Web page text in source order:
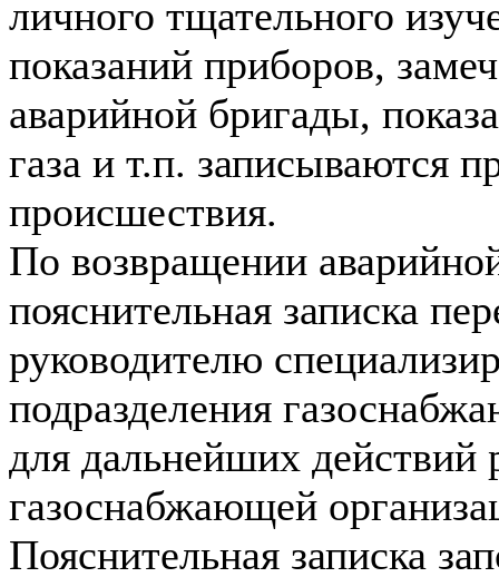
личного тщательного
показаний приборов,
аварийной бригады,
газа и т.п. записываются
происшествия.
По возвращении
пояснительная записка
руководителю
подразделения
для дальнейших действий
газоснабжающей
Пояснительная записка